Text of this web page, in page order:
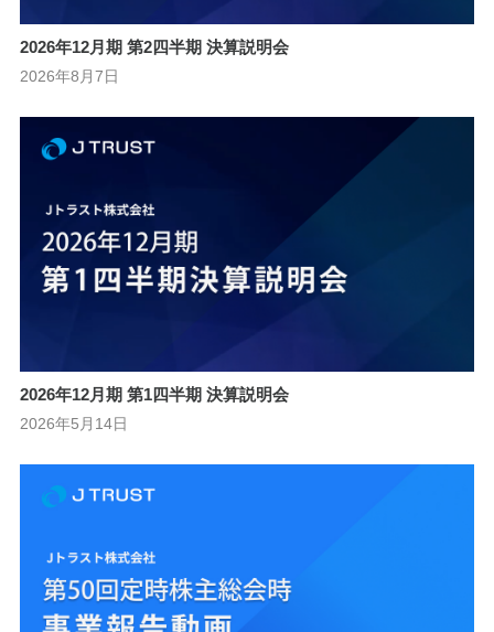
2026年12月期 第2四半期 決算説明会
2026年8月7日
2026年12月期 第1四半期 決算説明会
2026年5月14日